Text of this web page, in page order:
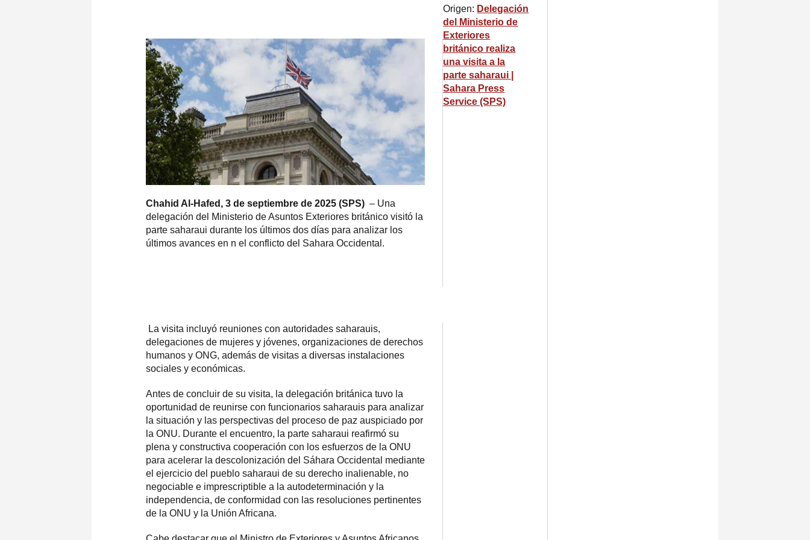
Chahid Al-Hafed, 3 de septiembre de 2025 (SPS) – Una
delegación del Ministerio de Asuntos Exteriores británico visitó la
parte saharaui durante los últimos dos días para analizar los
últimos avances en n el conflicto del Sahara Occidental.
La visita incluyó reuniones con autoridades saharauis,
delegaciones de mujeres y jóvenes, organizaciones de derechos
humanos y ONG, además de visitas a diversas instalaciones
sociales y económicas.
Antes de concluir de su visita, la delegación británica tuvo la
oportunidad de reunirse con funcionarios saharauis para analizar
la situación y las perspectivas del proceso de paz auspiciado por
la ONU. Durante el encuentro, la parte saharaui reafirmó su
plena y constructiva cooperación con los esfuerzos de la ONU
para acelerar la descolonización del Sáhara Occidental mediante
el ejercicio del pueblo saharaui de su derecho inalienable, no
negociable e imprescriptible a la autodeterminación y la
independencia, de conformidad con las resoluciones pertinentes
de la ONU y la Unión Africana.
Origen: Delegación
del Ministerio de
Exteriores
británico realiza
una visita a la
parte saharaui |
Sahara Press
Service (SPS)